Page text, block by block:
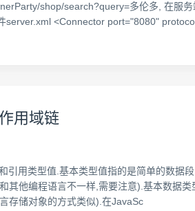
shop/search?query=多伦多, 在服
件server.xml <Connector
用域链
用类型值.基本类型值指的是简单的数据
他编程语言不一样,需要注意).基本数据
存储对象的方式类似).在JavaSc